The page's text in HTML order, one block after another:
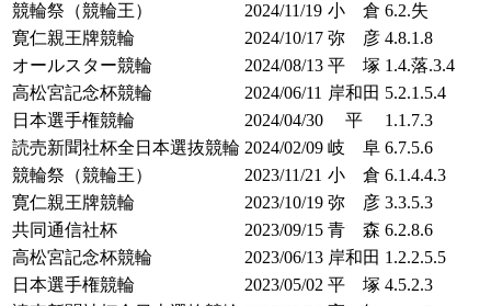
競輪祭（競輪王）
2024/11/19 小 倉 6.2.失
寛仁親王牌競輪
2024/10/17 弥 彦 4.8.1.8
オールスター競輪
2024/08/13 平 塚 1.4.落.3.4
高松宮記念杯競輪
2024/06/11 岸和田 5.2.1.5.4
日本選手権競輪
2024/04/30 平
1.1.7.3
読売新聞社杯全日本選抜競輪 2024/02/09 岐 阜 6.7.5.6
競輪祭（競輪王）
2023/11/21 小 倉 6.1.4.4.3
寛仁親王牌競輪
2023/10/19 弥 彦 3.3.5.3
共同通信社杯
2023/09/15 青 森 6.2.8.6
高松宮記念杯競輪
2023/06/13 岸和田 1.2.2.5.5
日本選手権競輪
2023/05/02 平 塚 4.5.2.3